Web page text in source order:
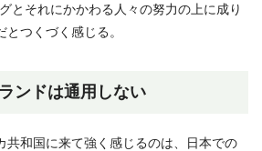
とそれにかかわる人々の努力の上に成り
つくづく感じる。
ンドは通用しない
共和国に来て強く感じるのは、日本での